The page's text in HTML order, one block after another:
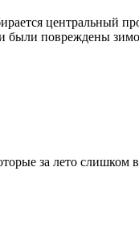
центральный
повреждены
за лето